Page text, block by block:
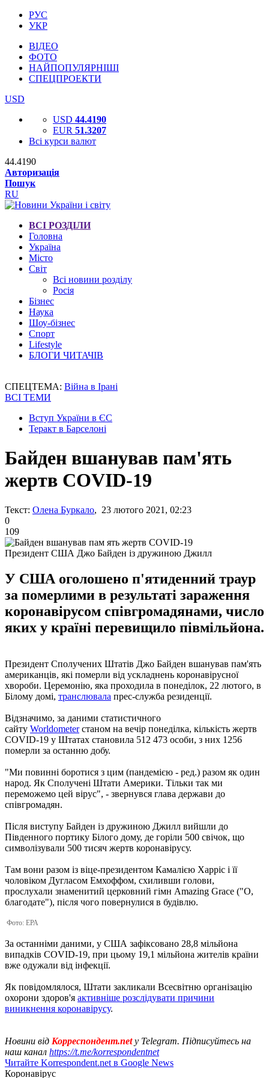
РУС
УКР
ВІДЕО
ФОТО
НАЙПОПУЛЯРНІШІ
СПЕЦПРОЕКТИ
USD
USD 44.4190
EUR 51.3207
Всі курси валют
44.4190
Авторизація
Пошук
RU
ВСІ РОЗДІЛИ
Головна
Україна
Місто
Світ
Всі новини розділу
Росія
Бізнес
Наука
Шоу-бізнес
Спорт
Lifestyle
БЛОГИ ЧИТАЧІВ
СПЕЦТЕМА: Війна в Ірані
ВСІ ТЕМИ
Вступ України в ЄС
Теракт в Барселоні
Байден вшанував пам'ять
жертв COVID-19
Текст: Олена Буркало, 23 лютого 2021, 02:23
0
109
Президент США Джо Байден із дружиною Джилл
У США оголошено п'ятиденний траур
за померлими в результаті зараження
коронавірусом співгромадянами, число
яких у країні перевищило півмільйона.
Президент Сполучених Штатів Джо Байден вшанував пам'ять
американців, які померли від ускладнень коронавірусної
хвороби. Церемонію, яка проходила в понеділок, 22 лютого, в
Білому домі, транслювала прес-служба резиденції.
Відзначимо, за даними статистичного
сайту Worldometerстаном на вечір понеділка, кількість жертв
COVID-19 у Штатах становила 512 473 особи, з них 1256
померли за останню добу.
"Ми повинні боротися з цим (пандемією - ред.) разом як один
народ. Як Сполучені Штати Америки. Тільки так ми
переможемо цей вірус", - звернувся глава держави до
співгромадян.
Після виступу Байден із дружиною Джилл вийшли до
Південного портику Білого дому, де горіли 500 свічок, що
символізували 500 тисяч жертв коронавірусу.
Там вони разом із віце-президентом Камалією Харріс і її
чоловіком Дугласом Емхоффом, схиливши голови,
прослухали знаменитий церковний гімн Amazing Grace ("О,
благодате"), після чого повернулися в будівлю.
Фото: ЕРА
За останніми даними, у США зафіксовано 28,8 мільйона
випадків COVID-19, при цьому 19,1 мільйона жителів країни
вже одужали від інфекції.
Як повідомлялося, Штати закликали Всесвітню організацію
охорони здоров'я активніше розслідувати причини
виникнення коронавірусу.
Новини від Корреспондент.netу Telegram. Підписуйтесь на
наш канал https://t.me/korrespondentnet
Читайте Korrespondent.net в Google News
Коронавірус